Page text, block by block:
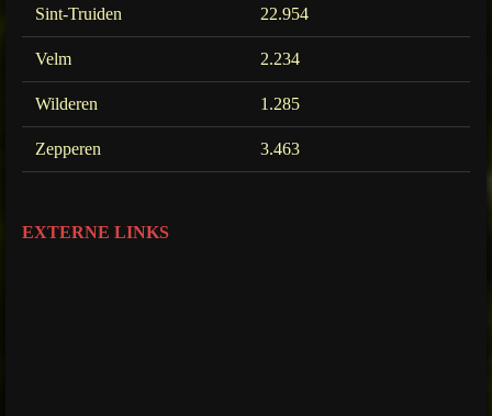
Sint-Truiden 22.954
Velm 2.234
Wilderen 1.285
Zepperen 3.463
EXTERNE LINKS